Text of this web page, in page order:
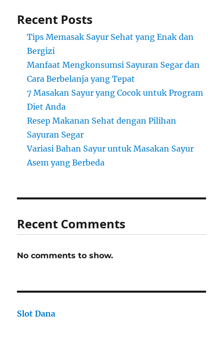
Recent Posts
Tips Memasak Sayur Sehat yang Enak dan
Bergizi
Manfaat Mengkonsumsi Sayuran Segar dan
Cara Berbelanja yang Tepat
7 Masakan Sayur yang Cocok untuk Program
Diet Anda
Resep Makanan Sehat dengan Pilihan
Sayuran Segar
Variasi Bahan Sayur untuk Masakan Sayur
Asem yang Berbeda
Recent Comments
No comments to show.
Slot Dana